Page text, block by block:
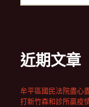
近期文章
牟平區國民法院盡心
打新竹森和診所贏疫